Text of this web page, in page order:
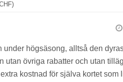
högsäsong, alltså den
utan övriga rabatter och utan
kostnad för själva kortet som